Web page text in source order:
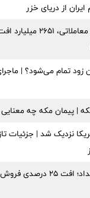
از دریای خزر
۳۷ میلیارد سود
زود تمام می‌شود؟ |
| پیمان مکه چه معنایی
نزدیک شد | جزئیات